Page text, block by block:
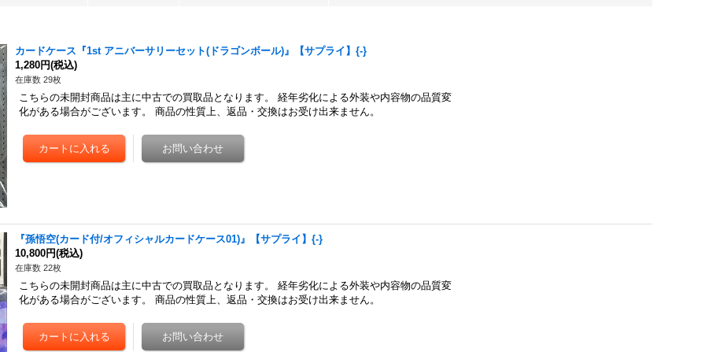
カードケース『1st アニバーサリーセット(ドラゴンボール)』【サプライ】{-}
1,280円(税込)
在庫数 29枚
こちらの未開封商品は主に中古での買取品となります。 経年劣化による外装や内容物の品質変
化がある場合がございます。 商品の性質上、返品・交換はお受け出来ません。
『孫悟空(カード付/オフィシャルカードケース01)』【サプライ】{-}
10,800円(税込)
在庫数 22枚
こちらの未開封商品は主に中古での買取品となります。 経年劣化による外装や内容物の品質変
化がある場合がございます。 商品の性質上、返品・交換はお受け出来ません。